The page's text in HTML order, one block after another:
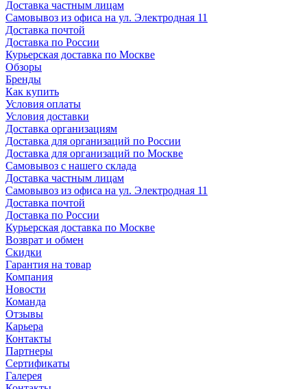
Доставка частным лицам
Самовывоз из офиса на ул. Электродная 11
Доставка почтой
Доставка по России
Курьерская доставка по Москве
Обзоры
Бренды
Как купить
Условия оплаты
Условия доставки
Доставка организациям
Доставка для организаций по России
Доставка для организаций по Москве
Самовывоз с нашего склада
Доставка частным лицам
Самовывоз из офиса на ул. Электродная 11
Доставка почтой
Доставка по России
Курьерская доставка по Москве
Возврат и обмен
Скидки
Гарантия на товар
Компания
Новости
Команда
Отзывы
Карьера
Контакты
Партнеры
Сертификаты
Галерея